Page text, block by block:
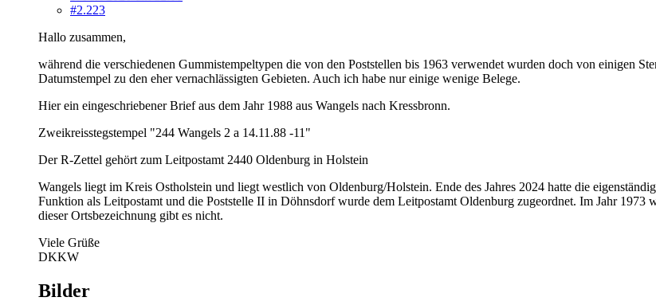
#2.223
Hallo zusammen,
während die verschiedenen Gummistempeltypen die von den Poststellen bis 1963 verwendet wurden doch von einigen
Datumstempel zu den eher vernachlässigten Gebieten. Auch ich habe nur einige wenige Belege.
Hier ein eingeschriebener Brief aus dem Jahr 1988 aus Wangels nach Kressbronn.
Zweikreisstegstempel "244 Wangels 2 a 14.11.88 -11"
Der R-Zettel gehört zum Leitpostamt 2440 Oldenburg in Holstein
Wangels liegt im Kreis Ostholstein und liegt westlich von Oldenburg/Holstein. Ende des Jahres 2024 hatte die
Funktion als Leitpostamt und die Poststelle II in Döhnsdorf wurde dem Leitpostamt Oldenburg zugeordnet. Im Jahr
dieser Ortsbezeichnung gibt es nicht.
Viele Grüße
DKKW
Bilder